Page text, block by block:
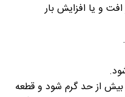
و یا افزایش بار
از حد گرم شود و قطعه